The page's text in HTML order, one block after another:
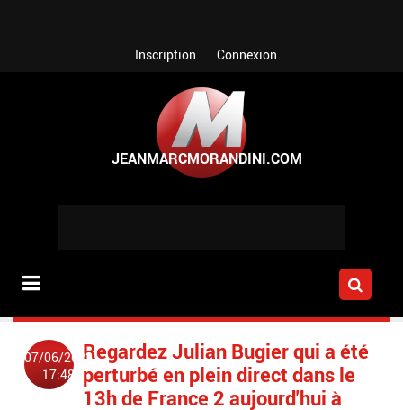
Inscription Connexion
07/06/2022
17:48
Regardez Julian Bugier qui a été
perturbé en plein direct dans le
13h de France 2 aujourd'hui à